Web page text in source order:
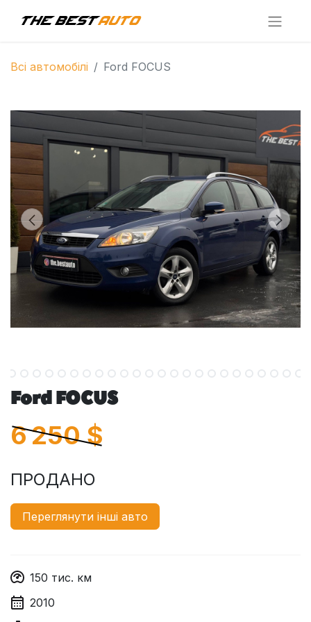
Всі автомобілі Ford FOCUS
Ford FOCUS
6 250$
ПРОДАНО
Переглянути інші авто
150 тис. км
2010